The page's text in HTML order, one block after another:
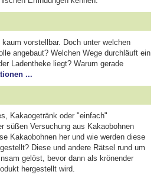
vorstellbar. Doch unter welchen
angebaut? Welchen Wege durchläuft ein
Ladentheke liegt? Warum gerade
...
Kakaogetränk oder "einfach"
süßen Versuchung aus Kakaobohnen
Kakaobohnen her und wie werden diese
Diese und andere Rätsel rund um
gelöst, bevor dann als krönender
hergestellt wird.